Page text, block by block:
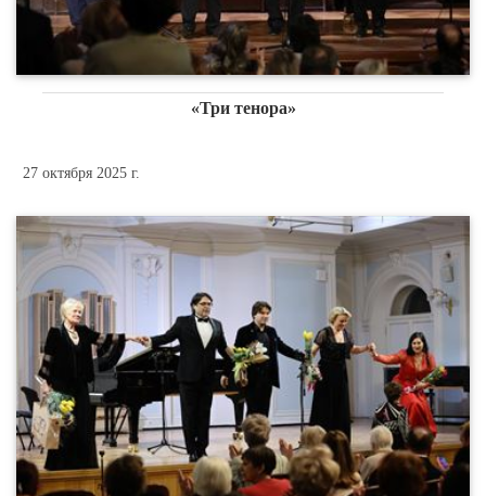
«Три тенора»
27 октября 2025 г.